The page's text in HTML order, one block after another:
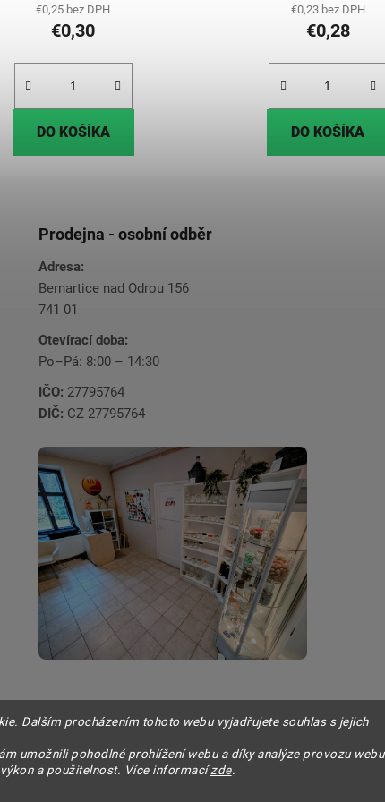
Dalším procházením tohoto webu vyjadřujete souhlas s jejich
umožnili pohodlné prohlížení webu a díky analýze provozu webu
a použitelnost. Více informacízde.
€0,25 bez DPH
€0,30
DO KOŠÍKA
€0,23 bez DPH
€0,28
DO KOŠÍKA
Prodejna - osobní odběr
Adresa:
Bernartice nad Odrou 156
741 01
Otevírací doba:
Po–Pá: 8:00 – 14:30
IČO: 27795764
DIČ: CZ 27795764